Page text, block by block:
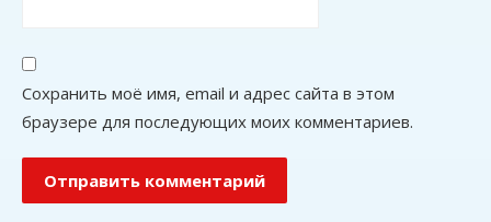
Сохранить моё имя, email и адрес сайта в этом
браузере для последующих моих комментариев.